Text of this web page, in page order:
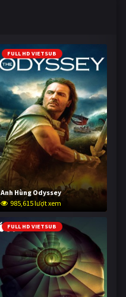
FULL HD VIETSUB
Anh Hùng Odyssey
985,615 lượt xem
FULL HD VIETSUB